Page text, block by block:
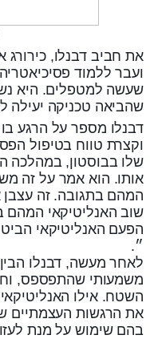
את חביב דבנלו, כירורג
ועבר ללמוד
שעשה למטפלים. היא
שהביאה טכניקה יעילה
דבנלו מספר על הרגע
וקצרת טווח בטיפול
שלו בבוסטון, במהלכה
אותו. הוא אמר על זה
המהם בתגובה. זה עצבן
שוב האנליטיקאי המהם
הפעם האנליטיקאי
״.
לאחר מעשה, דבנלו
משמעותי שהתפספס,
השטח. אילו
את הרגשות העצמתיים
בהם שימוש על מנת